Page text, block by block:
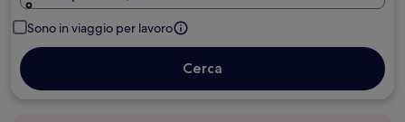
Sono in viaggio per lavoro
Cerca